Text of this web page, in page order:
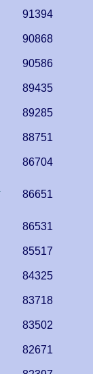
91394
90868
90586
89435
89285
88751
86704
86651
86531
85517
84325
83718
83502
82671